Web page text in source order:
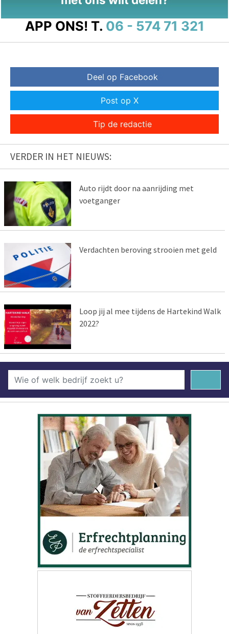
APP ONS! T. 06 - 574 71 321
Deel op Facebook
Post op X
Tip de redactie
VERDER IN HET NIEUWS:
Auto rijdt door na aanrijding met
voetganger
Verdachten beroving strooien met geld
Loop jij al mee tijdens de Hartekind Walk
2022?